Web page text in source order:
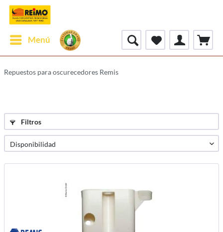
Menú
Repuestos para oscurecedores Remis
Filtros